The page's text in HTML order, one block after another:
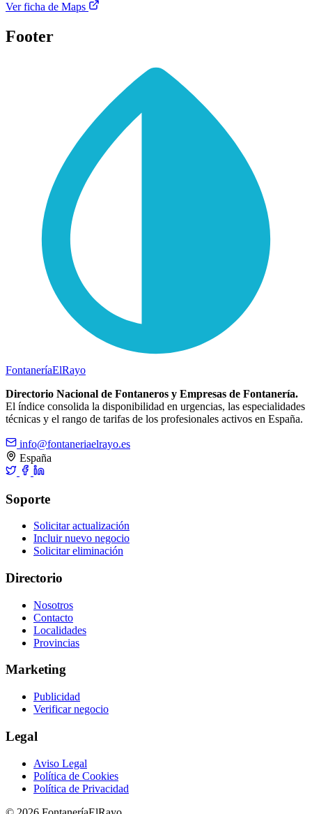
Ver ficha de Maps
Footer
FontaneríaElRayo
Directorio Nacional de Fontaneros y Empresas de Fontanería.
El índice consolida la disponibilidad en urgencias, las especialidades
técnicas y el rango de tarifas de los profesionales activos en España.
info@fontaneriaelrayo.es
España
Soporte
Solicitar actualización
Incluir nuevo negocio
Solicitar eliminación
Directorio
Nosotros
Contacto
Localidades
Provincias
Marketing
Publicidad
Verificar negocio
Legal
Aviso Legal
Política de Cookies
Política de Privacidad